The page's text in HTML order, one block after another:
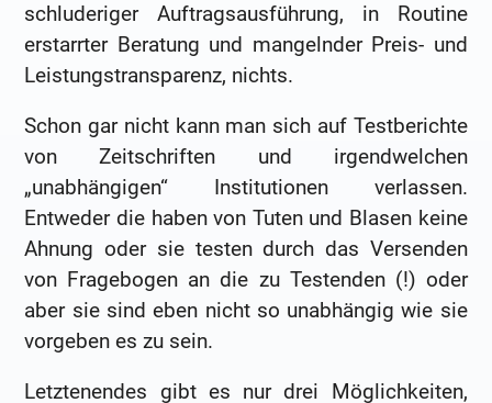
schluderiger Auftragsausführung, in Routine
erstarrter Beratung und mangelnder Preis- und
Leistungstransparenz, nichts.
Schon gar nicht kann man sich auf Testberichte
von Zeitschriften und irgendwelchen
„unabhängigen“ Institutionen verlassen.
Entweder die haben von Tuten und Blasen keine
Ahnung oder sie testen durch das Versenden
von Fragebogen an die zu Testenden (!) oder
aber sie sind eben nicht so unabhängig wie sie
vorgeben es zu sein.
Letztenendes gibt es nur drei Möglichkeiten,